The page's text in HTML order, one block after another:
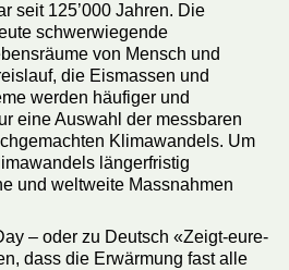
seit 125’000 Jahren. Die
schwerwiegende
von Mensch und
die Eismassen und
werden häufiger und
eine Auswahl der messbaren
Klimawandels. Um
längerfristig
und weltweite Massnahmen
– oder zu Deutsch «Zeigt-eure-
dass die Erwärmung fast alle